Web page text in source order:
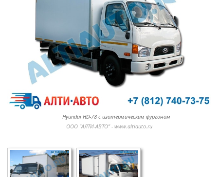
Hyundai HD-78 с изотермическим фургоном
ООО "АЛТИ-АВТО" - www.altiauto.ru